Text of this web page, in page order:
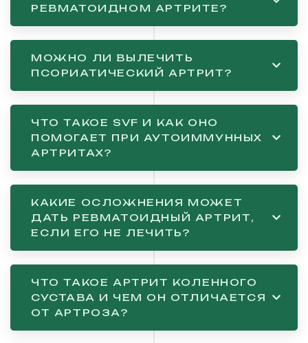
РЕВМАТОИДНОМ АРТРИТЕ?
МОЖНО ЛИ ВЫЛЕЧИТЬ
ПСОРИАТИЧЕСКИЙ АРТРИТ?
ЧТО ТАКОЕ SVF И КАК ОНО
ПОМОГАЕТ ПРИ АУТОИММУННЫХ
АРТРИТАХ?
КАКИЕ ОСЛОЖНЕНИЯ МОЖЕТ
ДАТЬ РЕВМАТОИДНЫЙ АРТРИТ,
ЕСЛИ ЕГО НЕ ЛЕЧИТЬ?
ЧТО ТАКОЕ АРТРИТ КОЛЕННОГО
СУСТАВА И ЧЕМ ОН ОТЛИЧАЕТСЯ
ОТ АРТРОЗА?